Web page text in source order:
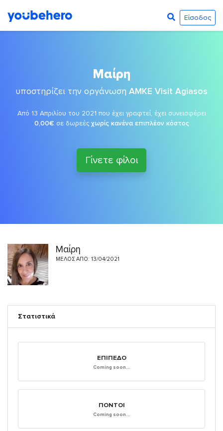
Είσοδος
Μαίρη
υποστηρίζει την οργάνωση ΑΜΚΕ Visit Agiasos
Από 13 Απριλίου του 2021 που έχει γραφτεί, έχει συνεισφέρει
0,00€ σε δωρεές χωρίς κανένα επιπλέον κόστος
Γίνετε φίλοι
Μαίρη
ΜΈΛΟΣ ΑΠΌ: 13/04/2021
Στατιστικά
ΕΠΊΠΕΔΟ
Coming soon...
ΠΌΝΤΟΙ
Coming soon...